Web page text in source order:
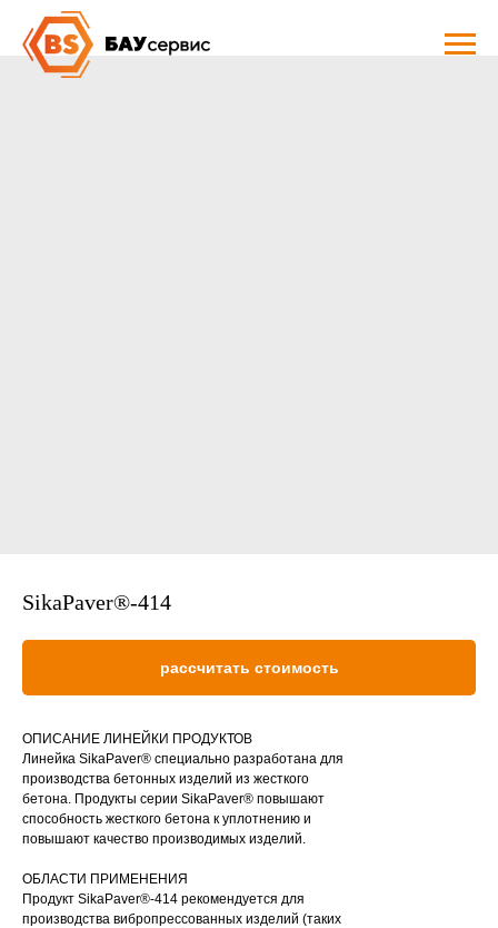
SikaPaver®-414
рассчитать стоимость
ОПИСАНИЕ ЛИНЕЙКИ ПРОДУКТОВ
Линейка SikaPaver® специально разработана для
производства бетонных изделий из жесткого
бетона. Продукты серии SikaPaver® повышают
способность жесткого бетона к уплотнению и
повышают качество производимых изделий.
ОБЛАСТИ ПРИМЕНЕНИЯ
Продукт SikaPaver®-414 рекомендуется для
производства вибропрессованных изделий (таких